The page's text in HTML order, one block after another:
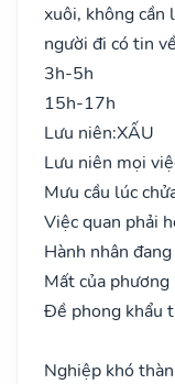
xuôi, không cần
người đi có tin
3h-5h
15h-17h
Lưu niên:XẤU
Lưu niên mọi
Mưu cầu lúc
Việc quan phải
Hành nhân
Mất của
Đề phong khẩu
Nghiệp khó